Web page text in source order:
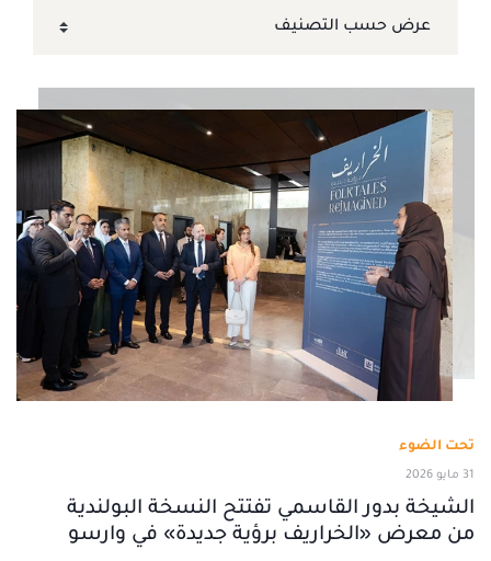
تحت الضوء
31 مايو 2026
الشيخة بدور القاسمي تفتتح النسخة البولندية
من معرض «الخراريف برؤية جديدة» في وارسو